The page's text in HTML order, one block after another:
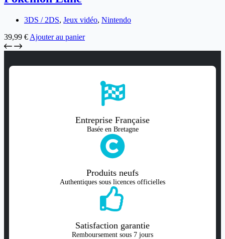
3DS / 2DS, Jeux vidéo, Nintendo
39,99 € Ajouter au panier
Entreprise Française
Basée en Bretagne
Produits neufs
Authentiques sous licences officielles
Satisfaction garantie
Remboursement sous 7 jours